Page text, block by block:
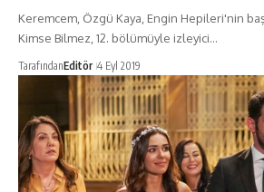
Keremcem, Özgü Kaya, Engin Hepileri'nin
Kimse Bilmez, 12. bölümüyle izleyici…
TarafındanEditör 4 Eyl 2019